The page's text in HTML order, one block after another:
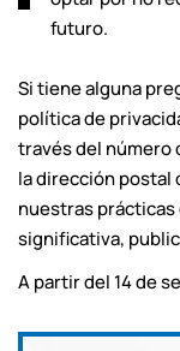
futuro.
Si tiene alguna
política de
través del número
la dirección postal
nuestras prácticas
significativa,
A partir del 14 de